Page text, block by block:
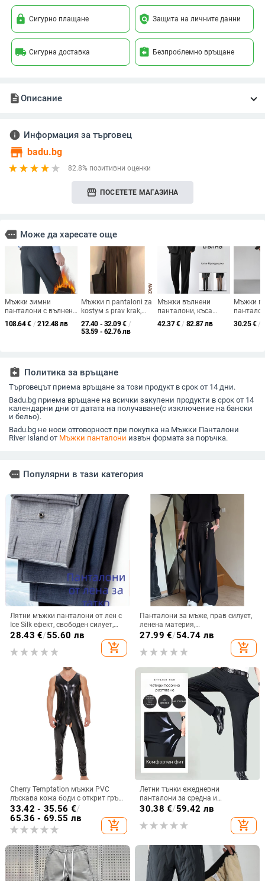
lock Сигурно плащане policy Защита на личните данни
local_shipping Сигурна доставка assignment_return Безпроблемно връщане
descriptionОписание
info Информация за търговец
store badu.bg
82.8% позитивни оценки
storefront ПОСЕТЕТЕ МАГАЗИНА
more Може да харесате още
Мъжки зимни
панталони с вълнена
подплата, висока
талия, свободна
108.64€ / 212.48 лв
Мъжки п pantaloni za
kostум s prav krak,
леново-кордурова
смес, пролетно
27.40 - 32.09€ /
53.59 - 62.76 лв
Мъжки вълнени
панталони, къса
дължина, делови
стил, есен-зима, slim-
42.37€ / 82.87 лв
Мъжки
костюм
силует,
30.25€ /
assignment_return Политика за връщане
Търговецът приема връщане за този продукт в срок от 14 дни.
Badu.bg приема връщане на всички закупени продукти в срок от 14
календарни дни от датата на получаване(с изключение на бански
и бельо).
Badu.bg не носи отговорност при покупка на Мъжки Панталони
River Island от Мъжки панталони извън формата за поръчка.
more Популярни в тази категория
Лятни мъжки панталони от лен с
Ice Silk ефект, свободен силует,
дълги панталони за мъже на
средна възраст и възрастни
28.43 €/55.60 лв
add_shopping_cart
Панталони за мъже, прав силует,
ленена материя,
микроеластичност, пролетни
27.99 €/54.74 лв
add_shopping_cart
Cherry Temptation мъжки PVC
лъскава кожа боди с открит гръб,
слим кройка, подплата PU и
прави панталони
33.42 - 35.56 €/
65.36 - 69.55 лв
add_shopping_cart
Летни тънки ежедневни
панталони за средна и
напреднала възраст, ледено
копринени панталони за мъже,
еластични ежедневни панталони,
30.38 €/59.42 лв
add_shopping_cart